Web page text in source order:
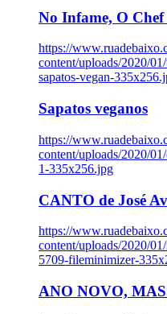
No Infame, O
https://
content/uploads/2020/
sapatos-vegan-
Sapatos veganos
https://
content/uploads/2020/
1-335x256.jpg
CANTO de José
https://
content/uploads/2020/
5709-fileminimizer-
ANO NOVO,